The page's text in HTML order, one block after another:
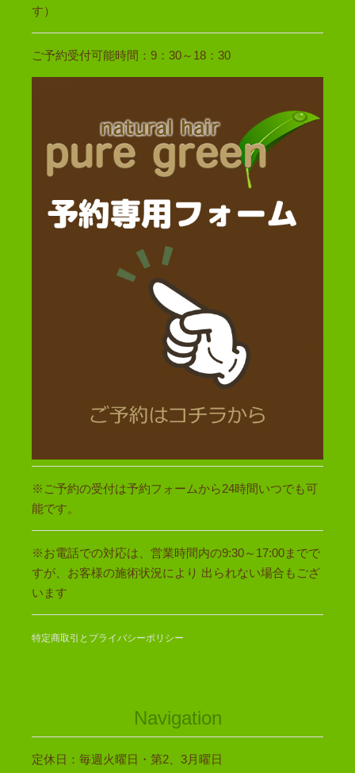
す）
ご予約受付可能時間：9：30～18：30
※ご予約の受付は予約フォームから24時間いつでも可
能です。
※お電話での対応は、営業時間内の9:30～17:00までで
すが、お客様の施術状況により 出られない場合もござ
います
特定商取引とプライバシーポリシー
Navigation
定休日：毎週火曜日・第2、3月曜日